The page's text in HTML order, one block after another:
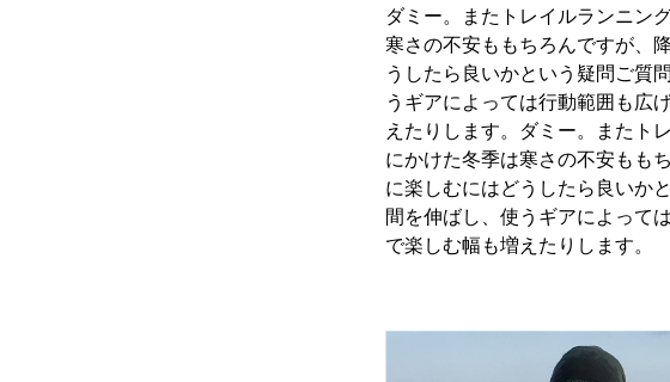
ダミー。またトレイルランニン
寒さの不安ももちろんですが、
うしたら良いかという疑問ご質
うギアによっては行動範囲も広
えたりします。ダミー。またト
にかけた冬季は寒さの不安もも
に楽しむにはどうしたら良いか
間を伸ばし、使うギアによって
で楽しむ幅も増えたりします。